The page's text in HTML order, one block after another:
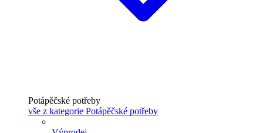
Potápěčské potřeby
vše z kategorie Potápěčské potřeby